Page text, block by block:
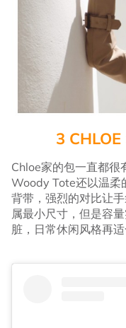
3
Chloe家的包一直都很
Woody Tote还以温柔
背带，强烈的对比让
属最小尺寸，但是容
脏，日常休闲风格再适